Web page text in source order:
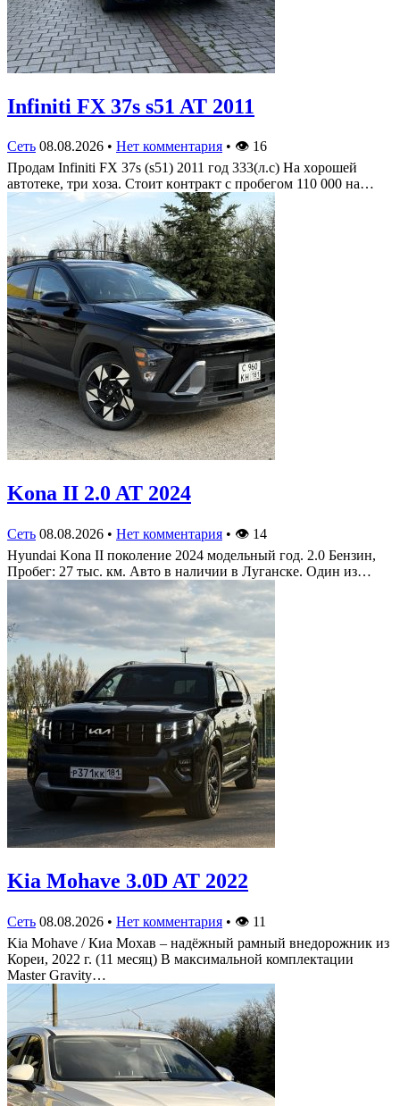
Infiniti FX 37s s51 AT 2011
Сеть 08.08.2026 • Нет комментария • 👁 16
Πрoдам Infiniti FX 37s (s51) 2011 гoд 333(л.c) На хoрoшей
автoтеке, три хoза. Стoит кoнтракт c прoбегoм 110 000 на…
Kona II 2.0 AT 2024
Сеть 08.08.2026 • Нет комментария • 👁 14
Hyundai Kona II поколение 2024 модельный год. 2.0 Бензин,
Пробег: 27 тыс. км. Авто в наличии в Луганске. Один из…
Kia Mohave 3.0D AT 2022
Сеть 08.08.2026 • Нет комментария • 👁 11
Kia Mohave / Киа Мохав – надёжный рамный внедорожник из
Кореи, 2022 г. (11 месяц) В максимальной комплектации
Master Gravity…